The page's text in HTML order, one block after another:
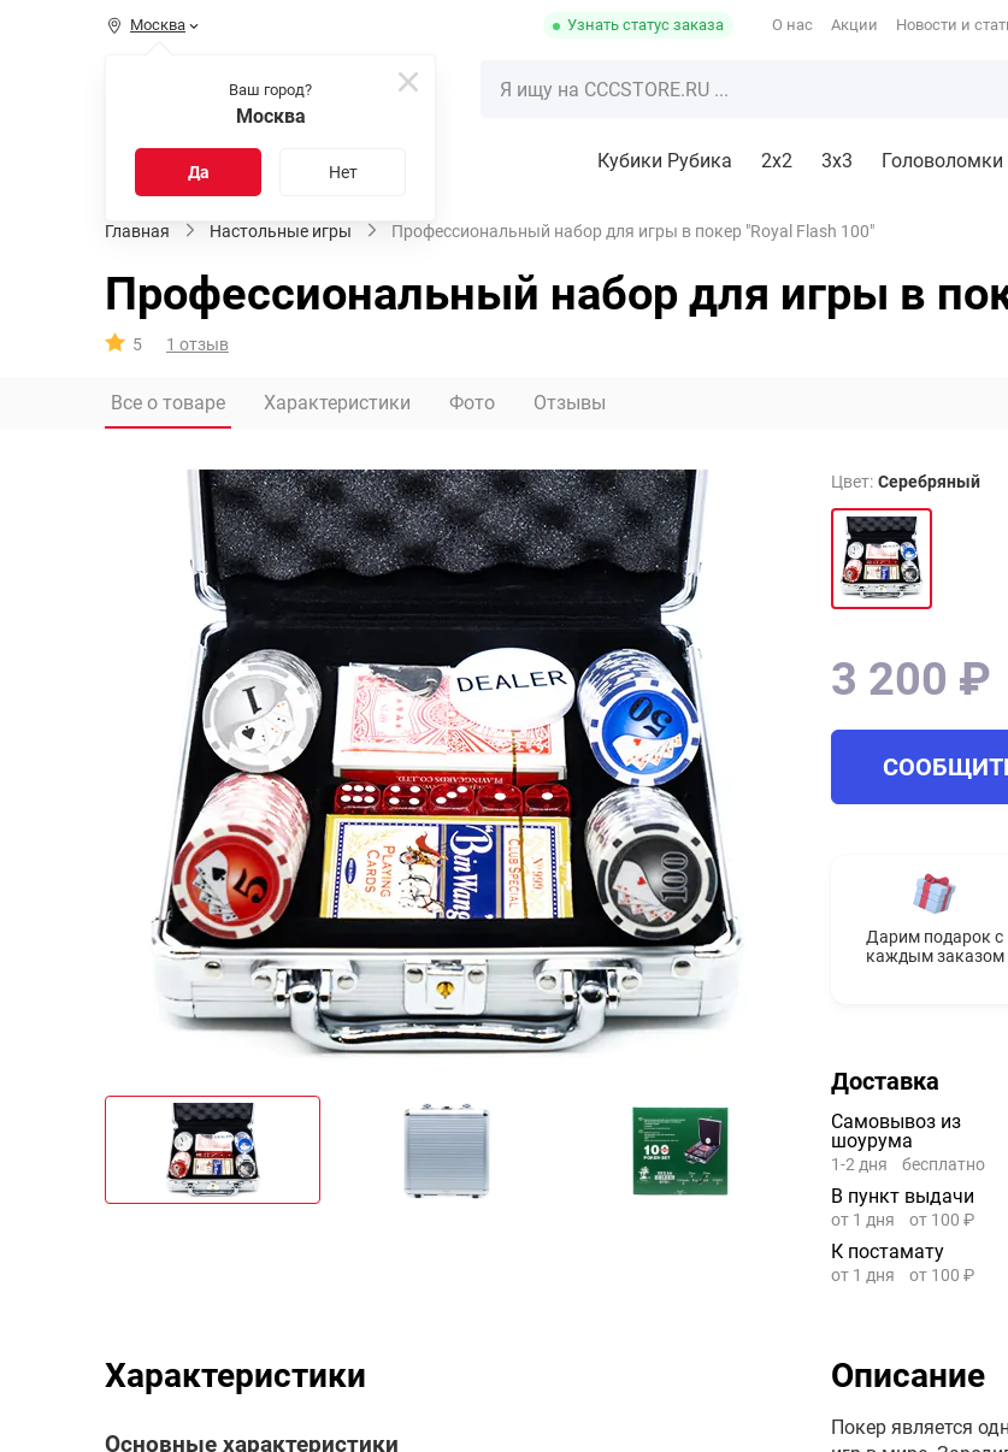
Москва
Ваш город?
Москва
Да Нет
Узнать статус заказа О нас Акции Новости и
КАТАЛОГ
Распродажа Кубики Рубика 2x2 3х3 Головоломки
Главная Настольные игры Профессиональный набор для игры в покер "Royal Flash 100"
Профессиональный набор для игры в
5 1 отзыв
Все о товаре Характеристики Фото Отзывы
Цвет: Серебряный
3 200 ₽
Дарим подарок с
каждым заказом
Доставка
Самовывоз из
шоурума
1-2 дня бесплатно
В пункт выдачи
от 1 дня от 100 ₽
К постамату
от 1 дня от 100 ₽
Характеристики
Основные характеристики
Описание
Покер является